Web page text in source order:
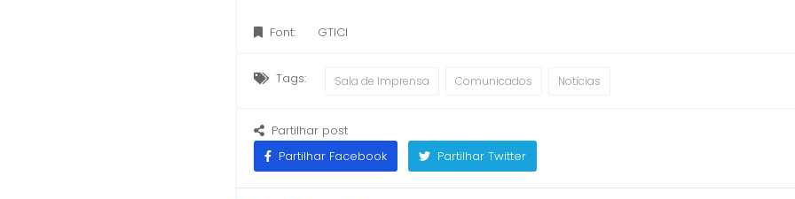
Font: GTICI
Tags: Sala de Imprensa Comunicados Notícias
Partilhar post
Partilhar Facebook
Partilhar Twitter